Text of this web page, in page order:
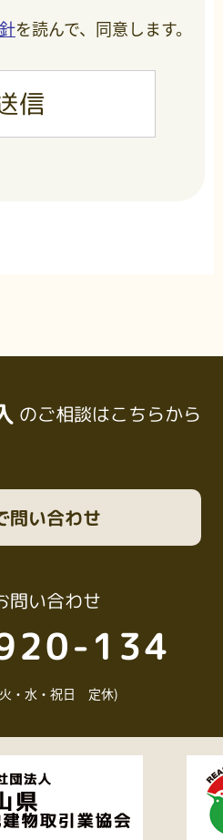
を読んで、同意します。
のご相談はこちらから
問い合わせ
134
・水・祝日 定休)
問い合わせ